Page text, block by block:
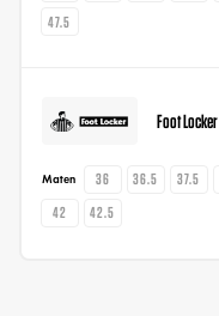
47.5
Foot Locker
Maten 36 36.5 37.5
42
42.5